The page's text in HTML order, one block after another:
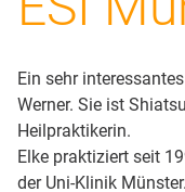
Ein sehr
Werner. Sie ist
Heilpraktikerin.
Elke praktiziert seit
der Uni-Klinik Münster.
Stufe 6
Stufe 7